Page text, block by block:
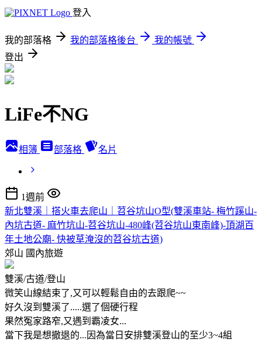
登入
我的部落格 我的部落格後台
我的帳號
登出
LiFe不NG
相簿 部落格 名片
1週前
新北雙溪｜搭火車去爬山｜苕谷坑山O型(雙溪車站- 梅竹蹊山-
內坑古道- 麻竹坑山-苕谷坑山-480峰(苕谷坑山東南峰)-頂湖百
年土地公廟- 快被草淹沒的苕谷坑古道)
郊山 國內旅遊
雙溪/古道/登山
微笑山線結束了,又可以輕鬆自由的去跟爬~~
好久沒到雙溪了.....選了個硬行程
果然冤家路窄,又遇到霸凌女...
當下我是想撤退的...因為當日安排雙溪登山的至少3~4組